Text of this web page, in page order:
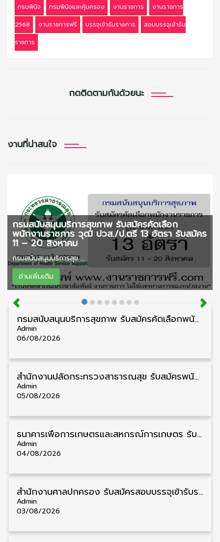
กรมพินิจ กรมพินิจและคุ้มครอง งานราชการ
งานราชการ
2568
งานราชการฟรี บรรจุเข้ารับราชการ
สอบบรรจุเข้ารับ
ราชการ
กดติดตามกันด้วยนะ
งานที่น่าสนใจ
กรมสนับสนุนบริการสุขภาพ รับสมัครคัดเลือก
พนักงานราชการ วุฒิ ปวส./ป.ตรี 13 อัตรา รับสมัคร
11 – 20 สิงหาคม
กรมสนับสนุนบริการสุข ...
อ่านเพิ่มเติม
กรมสนับสนุนบริการสุขภาพ รับสมัครคัดเลือกพนักงานราชการ วุฒิ ปวส./ป.ตรี 13 อัตรา รับสมัคร 11 – 20 สิงหาคม
Admin
06/08/2026
สำนักงานปลัดกระทรวงสาธารณสุข รับสมัครพนักงานราชการรูปแบบพิเศษ วุฒิ ปวส./ป.ตรี 102 อัตรา รับสมัคร 17 – 28 สิงหาคม
Admin
05/08/2026
ธนาคารเพื่อการเกษตรและสหกรณ์การเกษตร รับสมัครบุคคลเพื่อเป็นผู้ช่วยพนักงาน วุฒิ ป.ตรี 5 อัตรา รับสมัคร 4 – 14 สิงหาคม
Admin
04/08/2026
สํานักงานศาลปกครอง รับสมัครสอบบรรจุเข้ารับราชการ วุฒิ ป.ตรี 72 อัตรา รับสมัคร 31 สิงหาคม – 18 กันยายน
Admin
03/08/2026